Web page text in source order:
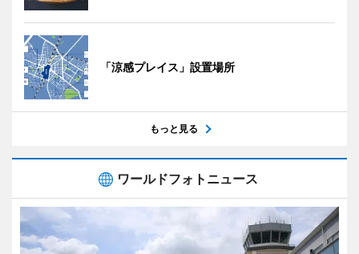
「涼感プレイス」設置場所
もっと見る
ワールドフォトニュース